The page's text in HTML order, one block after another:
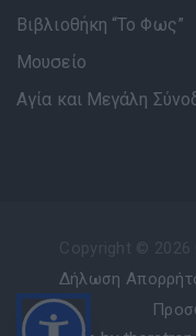
Βιβλιοθήκη “Το Φως”
Μουσείο
Αγία και Μεγάλη
Δήλωση